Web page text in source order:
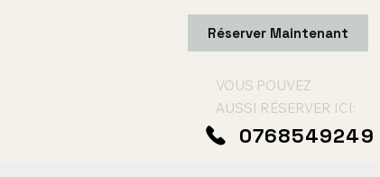
Réserver Maintenant
VOUS POUVEZ
AUSSI RÉSERVER ICI:
0768549249